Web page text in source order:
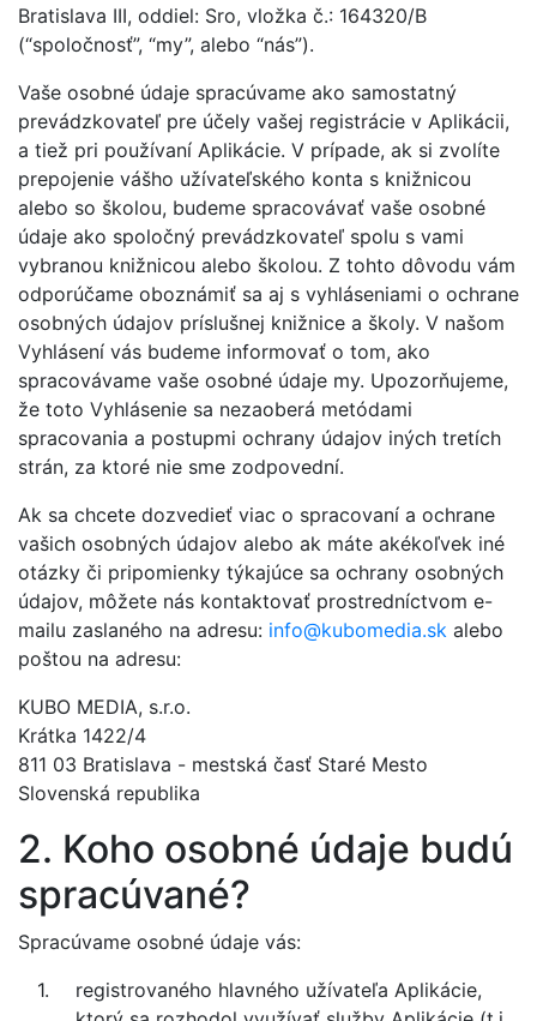
Bratislava III, oddiel: Sro, vložka č.: 164320/B
(“spoločnosť”, “my”, alebo “nás”).
Vaše osobné údaje spracúvame ako samostatný
prevádzkovateľ pre účely vašej registrácie v Aplikácii,
a tiež pri používaní Aplikácie. V prípade, ak si zvolíte
prepojenie vášho užívateľského konta s knižnicou
alebo so školou, budeme spracovávať vaše osobné
údaje ako spoločný prevádzkovateľ spolu s vami
vybranou knižnicou alebo školou. Z tohto dôvodu vám
odporúčame oboznámiť sa aj s vyhláseniami o ochrane
osobných údajov príslušnej knižnice a školy. V našom
Vyhlásení vás budeme informovať o tom, ako
spracovávame vaše osobné údaje my. Upozorňujeme,
že toto Vyhlásenie sa nezaoberá metódami
spracovania a postupmi ochrany údajov iných tretích
strán, za ktoré nie sme zodpovední.
Ak sa chcete dozvedieť viac o spracovaní a ochrane
vašich osobných údajov alebo ak máte akékoľvek iné
otázky či pripomienky týkajúce sa ochrany osobných
údajov, môžete nás kontaktovať prostredníctvom e-
mailu zaslaného na adresu: info@kubomedia.sk alebo
poštou na adresu:
KUBO MEDIA, s.r.o.
Krátka 1422/4
811 03 Bratislava - mestská časť Staré Mesto
Slovenská republika
2. Koho osobné údaje budú
spracúvané?
Spracúvame osobné údaje vás:
registrovaného hlavného užívateľa Aplikácie,